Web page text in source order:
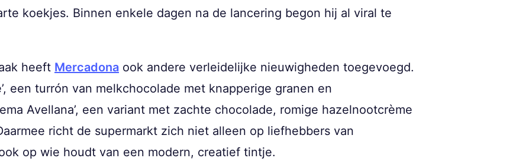
koekjes. Binnen enkele dagen na de lancering begon hij al viral te
heeft Mercadona ook andere verleidelijke nieuwigheden toegevoegd.
een turrón van melkchocolade met knapperige granen en
Avellana’, een variant met zachte chocolade, romige hazelnootcrème
richt de supermarkt zich niet alleen op liefhebbers van
op wie houdt van een modern, creatief tintje.